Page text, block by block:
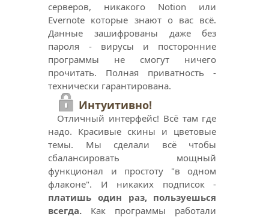
серверов, никакого Notion или
Evernote которые знают о вас всё.
Данные зашифрованы даже без
пароля - вирусы и посторонние
программы не смогут ничего
прочитать. Полная приватность -
технически гарантирована.
Интуитивно!
Отличный интерфейс! Всё там где
надо. Красивые скины и цветовые
темы. Мы сделали всё чтобы
сбалансировать мощный
функционал и простоту "в одном
флаконе". И никаких подписок -
платишь один раз, пользуешься
всегда. Как программы работали